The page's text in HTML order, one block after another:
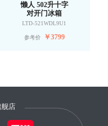
懒人 502升十字
对开门冰箱
LTD-521WDL9U1
参考价 ￥3799
舰店